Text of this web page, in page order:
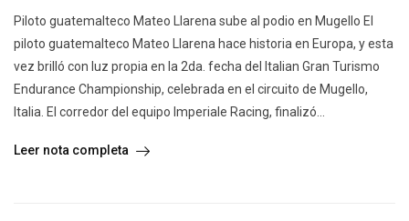
Piloto guatemalteco Mateo Llarena sube al podio en Mugello El
piloto guatemalteco Mateo Llarena hace historia en Europa, y esta
vez brilló con luz propia en la 2da. fecha del Italian Gran Turismo
Endurance Championship, celebrada en el circuito de Mugello,
Italia. El corredor del equipo Imperiale Racing, finalizó...
Leer nota completa